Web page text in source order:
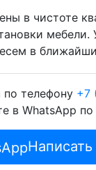
в чистоте
мебели.
в
телефону +7
в WhatsApp